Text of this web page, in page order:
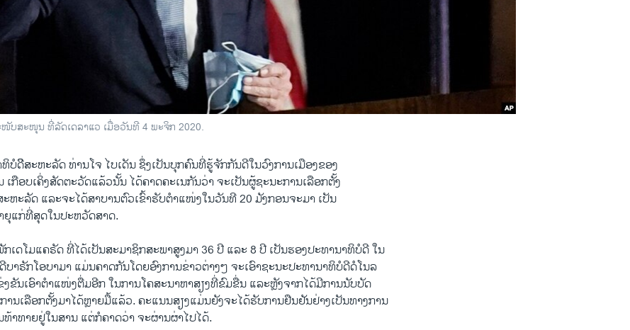
ບສະໜຸນ ທີ່ລັດເດລາແວ ເມື່ອວັນທີ 4 ພະຈິກ 2020.
ບໍດີິສະຫະລັດ ທ່ານໂຈ ໄບເດັນ ຊຶ່ງເປັນບຸກຄົນທີ່ຮູ້ຈັກກັນດີໃນວົງການເມືອງຂອງ
ກືອບເຄິ່ງສັດຕະວັດແລ້ວນັ້ນ ໄດ້ຄາດຄະເນກັນວ່າ ຈະເປັນຜູ້ຊະນະການເລືອກຕັ້ງ
ຫະລັດ ແລະຈະໄດ້ສາບານຕົວເຂົ້າຮັບຕຳແໜ່ງໃນວັນທີ 20 ມັງກອນຈະມາ ເປັນ
ແກ່ທີ່ສຸດໃນປະຫວັດສາດ.
ເດໂມແຄຣັດ ທີ່ໄດ້ເປັນສະມາຊິກສະພາສູງມາ 36 ປີ ແລະ 8 ປີ ເປັນຮອງປະທານາທິບໍດີ ໃນ
າຣັກໂອບາມາ ແມ່ນຄາດກັນໂດຍອົງການຂ່າວຕ່າງໆ ຈະເອົາຊະນະປະທານາທິບໍດີດໍໂນລ
ຂັນເອົາຕຳແໜ່ງຕື່ມອີກ ໃນການໂຄສະນາຫາສຽງທີ່ຂົມຂື່ນ ແລະຫຼັງຈາກໄດ້ມີການນັບບັດ
ານເລືອກຕັ້ງມາໄດ້ຫຼາຍມື້ແລ້ວ. ຄະແນນສຽງແມ່ນຍັງຈະໄດ້ຮັບການຢືນຢັນຢ່າງເປັນທາງການ
າທາຍຢູ່ໃນສານ ແຕ່ກໍຄາດວ່າ ຈະຜ່ານຜ່າໄປໄດ້.